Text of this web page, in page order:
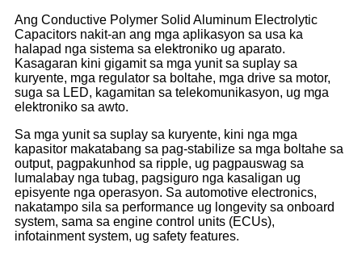
Ang Conductive Polymer Solid Aluminum Electrolytic
Capacitors nakit-an ang mga aplikasyon sa usa ka
halapad nga sistema sa elektroniko ug aparato.
Kasagaran kini gigamit sa mga yunit sa suplay sa
kuryente, mga regulator sa boltahe, mga drive sa motor,
suga sa LED, kagamitan sa telekomunikasyon, ug mga
elektroniko sa awto.
Sa mga yunit sa suplay sa kuryente, kini nga mga
kapasitor makatabang sa pag-stabilize sa mga boltahe sa
output, pagpakunhod sa ripple, ug pagpauswag sa
lumalabay nga tubag, pagsiguro nga kasaligan ug
episyente nga operasyon. Sa automotive electronics,
nakatampo sila sa performance ug longevity sa onboard
system, sama sa engine control units (ECUs),
infotainment system, ug safety features.